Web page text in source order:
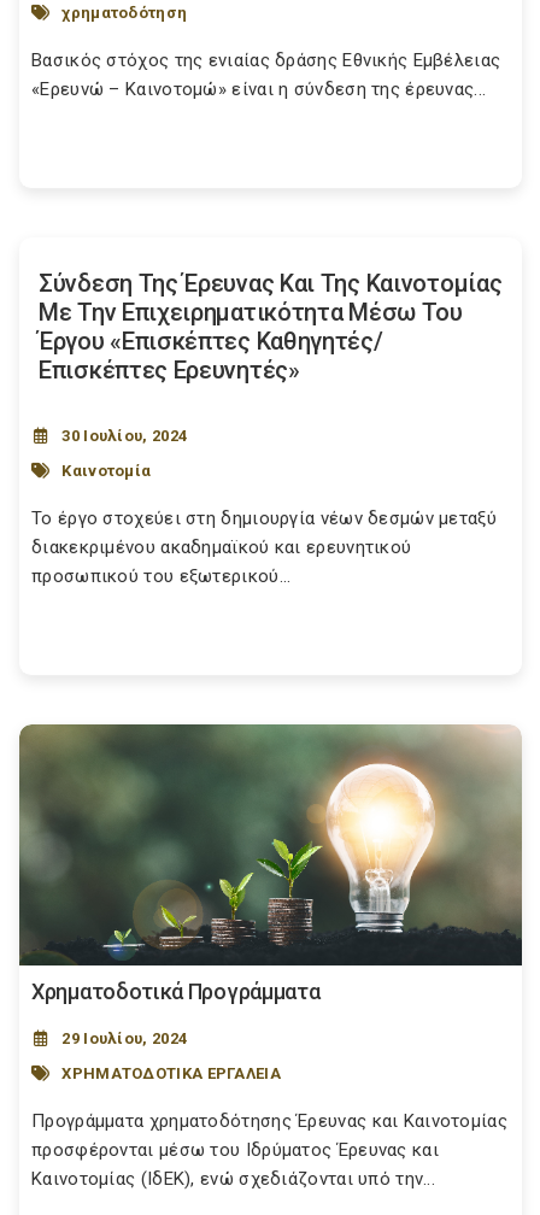
χρηματοδότηση
Βασικός στόχος της ενιαίας δράσης Εθνικής Εμβέλειας
«Ερευνώ – Καινοτομώ» είναι η σύνδεση της έρευνας...
Σύνδεση Της Έρευνας Και Της Καινοτομίας
Με Την Επιχειρηματικότητα Μέσω Του
Έργου «Επισκέπτες Καθηγητές/
Επισκέπτες Ερευνητές»
30 Ιουλίου, 2024
Καινοτομία
Το έργο στοχεύει στη δημιουργία νέων δεσμών μεταξύ
διακεκριμένου ακαδημαϊκού και ερευνητικού
προσωπικού του εξωτερικού...
Χρηματοδοτικά Προγράμματα
29 Ιουλίου, 2024
ΧΡΗΜΑΤΟΔΟΤΙΚΑ ΕΡΓΑΛΕΙΑ
Προγράμματα χρηματοδότησης Έρευνας και Καινοτομίας
προσφέρονται μέσω του Ιδρύματος Έρευνας και
Καινοτομίας (ΙδΕΚ), ενώ σχεδιάζονται υπό την...